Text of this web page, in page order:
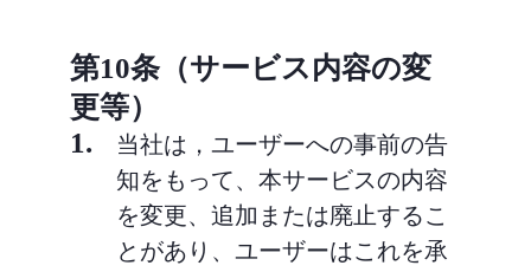
第10条（サービス内容の変
更等）
1.
当社は，ユーザーへの事前の告
知をもって、本サービスの内容
を変更、追加または廃止するこ
とがあり、ユーザーはこれを承